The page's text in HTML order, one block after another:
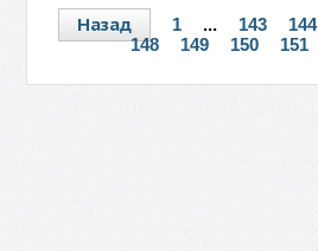
Назад 1 ... 143 144
148
149 150 151